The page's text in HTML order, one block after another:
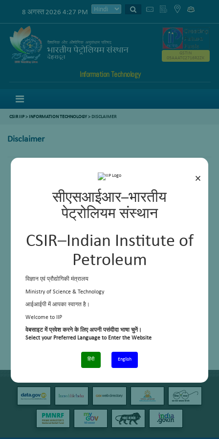
×
सीएसआईआर–भारतीय
पेट्रोलियम संस्थान
CSIR–Indian Institute of
Petroleum
विज्ञान एवं प्रौद्योगिकी मंत्रालय
Ministry of Science & Technology
आईआईपी में आपका स्वागत है।
Welcome to IIP
वेबसाइट में प्रवेश करने के लिए अपनी पसंदीदा भाषा चुनें।
Select your Preferred Language to Enter the Website
हिंदी English
8 अगस्त 2026 4:27 PM
Information Technology
GSTIN
05AAATC2716R2ZK
CSIR IIP> INFORMATION TECHNOLOGY> DISCLAIMER
Disclaimer